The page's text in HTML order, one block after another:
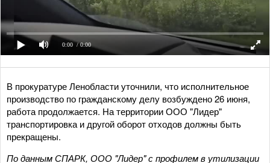
0:00 / 0:00
В прокуратуре Ленобласти уточнили, что исполнительное
производство по гражданскому делу возбуждено 26 июня,
работа продолжается. На территории ООО "Лидер"
транспортировка и другой оборот отходов должны быть
прекращены.
По данным СПАРК, ООО "Лидер" с профилем в утилизации